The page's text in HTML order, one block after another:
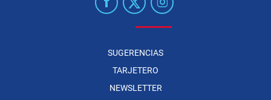
SUGERENCIAS
TARJETERO
NEWSLETTER